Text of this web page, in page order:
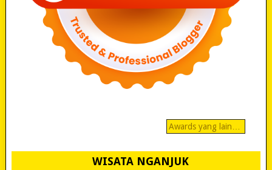
Awards yang lain…
WISATA NGANJUK